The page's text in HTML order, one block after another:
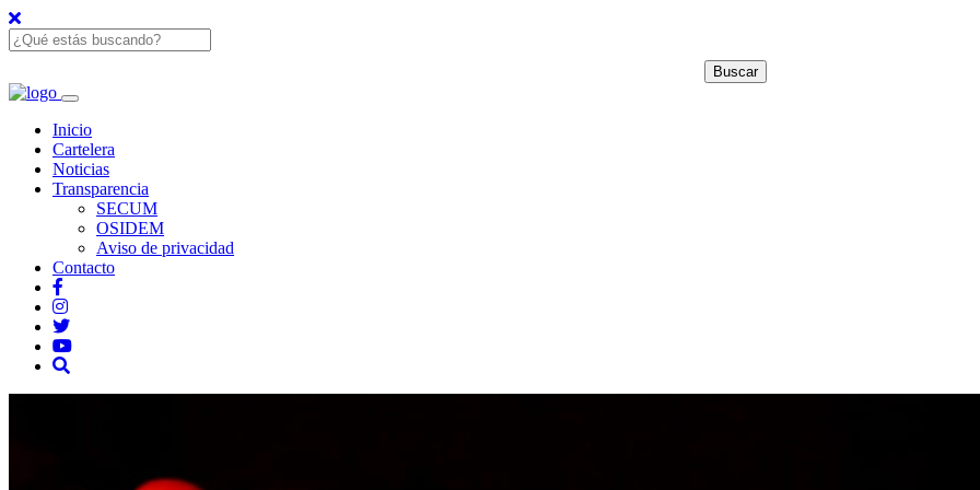
Inicio
Cartelera
Noticias
Transparencia
SECUM
OSIDEM
Aviso de privacidad
Contacto